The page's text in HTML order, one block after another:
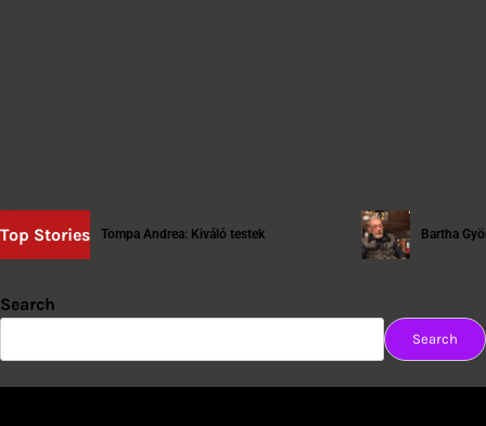
Top Stories
Tompa Andrea: Kiváló testek Bartha György:
Search
Search